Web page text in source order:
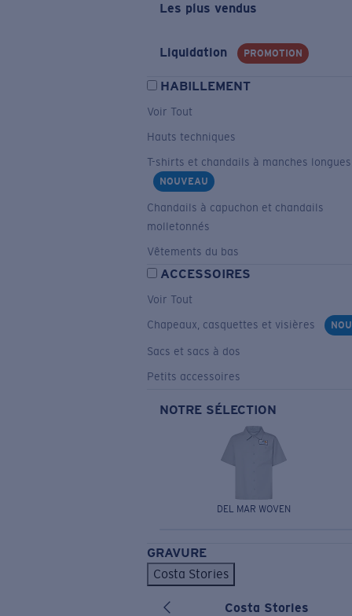
Les plus vendus
Liquidation PROMOTION
HABILLEMENT
Voir Tout
Hauts techniques
T-shirts et chandails à manches longues
NOUVEAU
Chandails à capuchon et chandails
molletonnés
Vêtements du bas
ACCESSOIRES
Voir Tout
Chapeaux, casquettes et visières
Sacs et sacs à dos
Petits accessoires
NOTRE SÉLECTION
DEL MAR WOVEN
GRAVURE
Costa Stories
Costa Stories